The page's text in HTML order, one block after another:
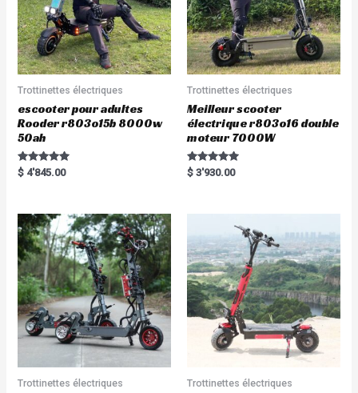
Trottinettes électriques
escooter pour adultes
Rooder r803o15b 8000w
50ah
Rated
5.00
$ 4'845.00
Trottinettes électriques
Meilleur scooter
électrique r803o16 double
moteur 7000W
Rated
5.00
$ 3'930.00
Trottinettes électriques Trottinettes électriques